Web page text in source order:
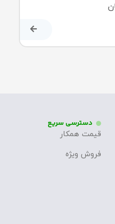
دسترسی سریع
قیمت همکار
فروش ویژه